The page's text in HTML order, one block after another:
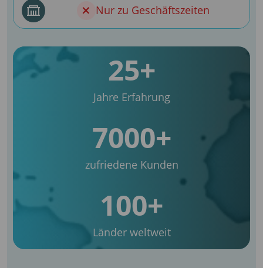
Nur zu Geschäftszeiten
25+
Jahre Erfahrung
7000+
zufriedene Kunden
100+
Länder weltweit